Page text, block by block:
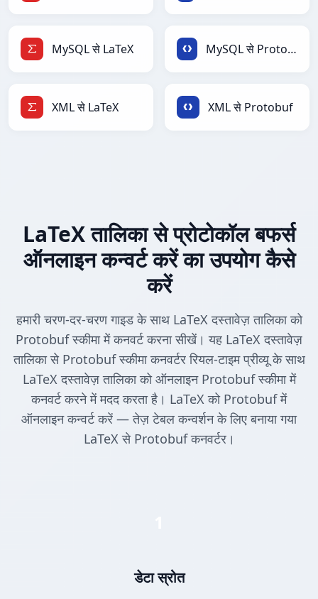
MySQL से LaTeX MySQL से Protobuf
XML से LaTeX XML से Protobuf
LaTeX तालिका से प्रोटोकॉल बफर्स
ऑनलाइन कन्वर्ट करें का उपयोग कैसे
करें
हमारी चरण-दर-चरण गाइड के साथ LaTeX दस्तावेज़ तालिका को
Protobuf स्कीमा में कनवर्ट करना सीखें। यह LaTeX दस्तावेज़
तालिका से Protobuf स्कीमा कनवर्टर रियल-टाइम प्रीव्यू के साथ
LaTeX दस्तावेज़ तालिका को ऑनलाइन Protobuf स्कीमा में
कनवर्ट करने में मदद करता है। LaTeX को Protobuf में
ऑनलाइन कन्वर्ट करें — तेज़ टेबल कन्वर्शन के लिए बनाया गया
LaTeX से Protobuf कनवर्टर।
डेटा स्रोत